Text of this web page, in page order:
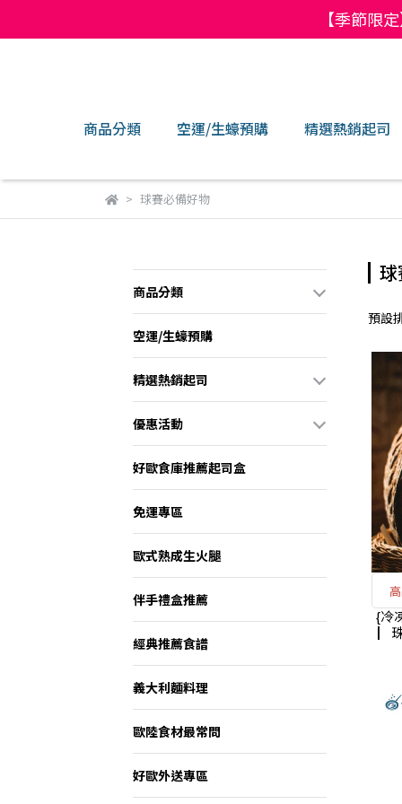
【季節限
商品分類 空運/生蠔預購 精選熱銷起司
球賽必備好物
商品分類
空運/生蠔預購
精選熱銷起司
優惠活動
好歐食庫推薦起司盒
免運專區
歐式熟成生火腿
伴手禮盒推薦
經典推薦食譜
義大利麵料理
歐陸食材最常問
好歐外送專區
預設
{冷凍} 鄉村酸種麵包
▏